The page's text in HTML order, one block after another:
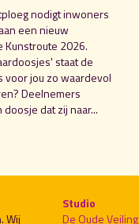
nodigt inwoners
een nieuw
Kunstroute 2026.
staat de
voor jou zo waardevol
Deelnemers
dat zij naar...
Wij
Studio
De Oude Veiling